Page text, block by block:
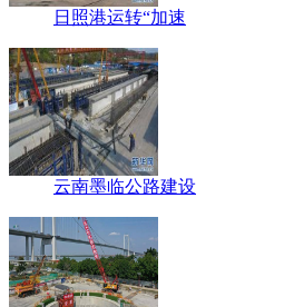
日照港运转“加速
云南墨临公路建设